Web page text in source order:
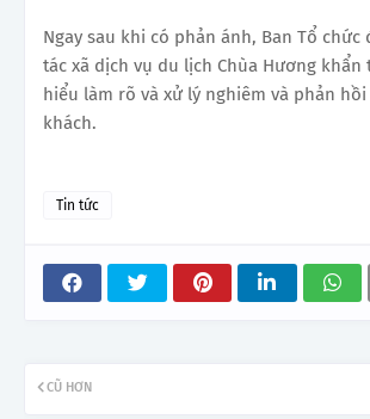
Ngay sau khi có phản ánh, Ban Tổ chức
tác xã dịch vụ du lịch Chùa Hương
hiểu làm rõ và xử lý nghiêm và phản
khách.
Tin tức
CŨ HƠN